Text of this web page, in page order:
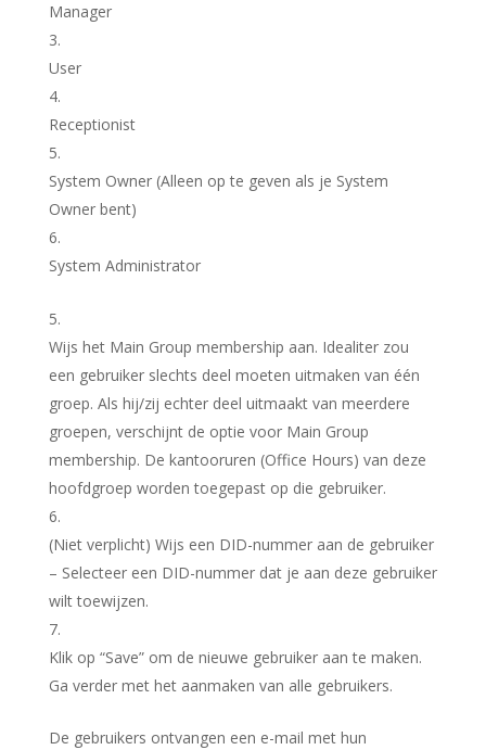
Manager
User
Receptionist
System Owner (Alleen op te geven als je System
Owner bent)
System Administrator
Wijs het Main Group membership aan. Idealiter zou
een gebruiker slechts deel moeten uitmaken van één
groep. Als hij/zij echter deel uitmaakt van meerdere
groepen, verschijnt de optie voor Main Group
membership. De kantooruren (Office Hours) van deze
hoofdgroep worden toegepast op die gebruiker.
(Niet verplicht) Wijs een DID-nummer aan de gebruiker
– Selecteer een DID-nummer dat je aan deze gebruiker
wilt toewijzen.
Klik op “Save” om de nieuwe gebruiker aan te maken.
Ga verder met het aanmaken van alle gebruikers.
De gebruikers ontvangen een e-mail met hun